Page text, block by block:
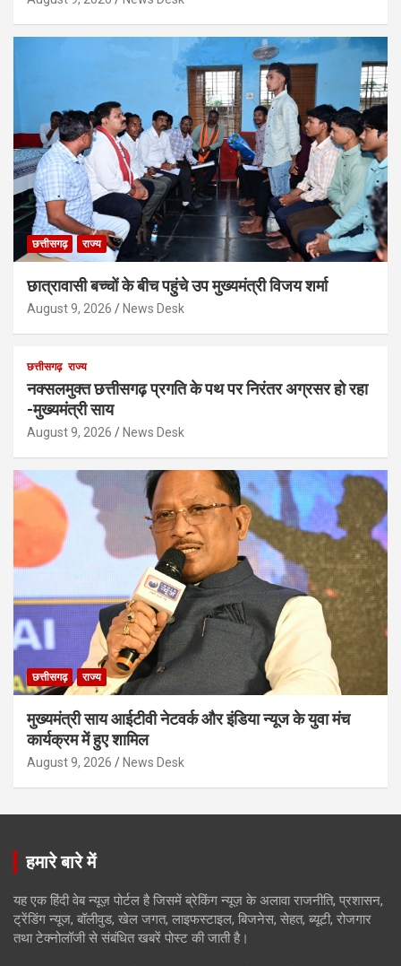
छत्तीसगढ़ राज्य
छात्रावासी बच्चों के बीच पहुंचे उप मुख्यमंत्री विजय शर्मा
August 9, 2026 News Desk
छत्तीसगढ़ राज्य
नक्सलमुक्त छत्तीसगढ़ प्रगति के पथ पर निरंतर अग्रसर हो रहा
-मुख्यमंत्री साय
August 9, 2026 News Desk
छत्तीसगढ़ राज्य
मुख्यमंत्री साय आईटीवी नेटवर्क और इंडिया न्यूज के युवा मंच
कार्यक्रम में हुए शामिल
August 9, 2026 News Desk
हमारे बारे में
यह एक हिंदी वेब न्यूज़ पोर्टल है जिसमें ब्रेकिंग न्यूज़ के अलावा राजनीति, प्रशासन,
ट्रेंडिंग न्यूज, बॉलीवुड, खेल जगत, लाइफस्टाइल, बिजनेस, सेहत, ब्यूटी, रोजगार
तथा टेक्नोलॉजी से संबंधित खबरें पोस्ट की जाती है।